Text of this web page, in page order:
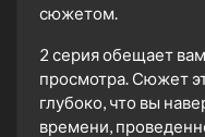
сюжетом.
2 серия обещает
просмотра. Сюжет
глубоко, что вы
времени,